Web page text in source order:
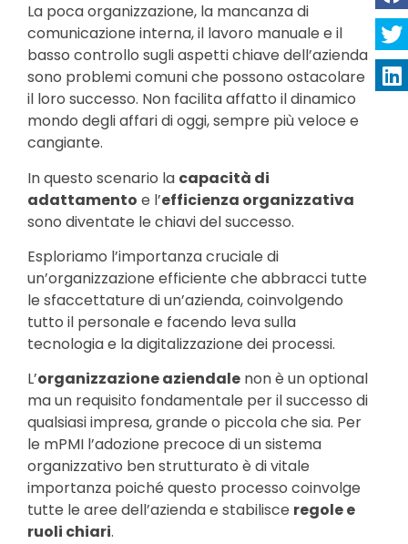
La poca organizzazione, la mancanza di
comunicazione interna, il lavoro manuale e il
basso controllo sugli aspetti chiave dell’azienda
sono problemi comuni che possono ostacolare
il loro successo. Non facilita affatto il dinamico
mondo degli affari di oggi, sempre più veloce e
cangiante.
In questo scenario la capacità di
adattamento e l’efficienza organizzativa
sono diventate le chiavi del successo.
Esploriamo l’importanza cruciale di
un’organizzazione efficiente che abbracci tutte
le sfaccettature di un’azienda, coinvolgendo
tutto il personale e facendo leva sulla
tecnologia e la digitalizzazione dei processi.
L’organizzazione aziendale non è un optional
ma un requisito fondamentale per il successo di
qualsiasi impresa, grande o piccola che sia. Per
le mPMI l’adozione precoce di un sistema
organizzativo ben strutturato è di vitale
importanza poiché questo processo coinvolge
tutte le aree dell’azienda e stabilisce regole e
ruoli chiari.